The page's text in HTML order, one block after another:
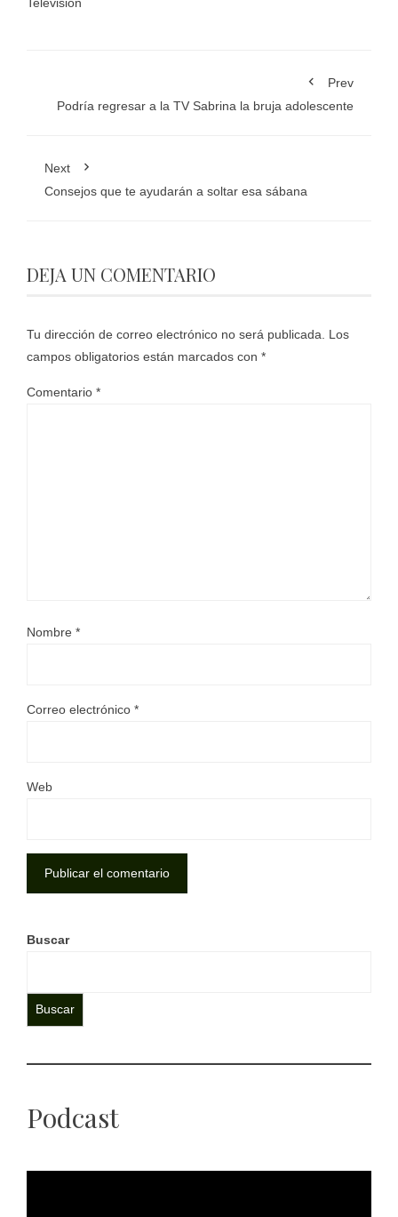
Prev
Podría regresar a la TV Sabrina la bruja adolescente
Next
Consejos que te ayudarán a soltar esa sábana
DEJA UN COMENTARIO
Tu dirección de correo electrónico no será publicada.
Los
campos obligatorios están marcados con *
Comentario *
Nombre *
Correo electrónico *
Web
Buscar
Buscar
Podcast